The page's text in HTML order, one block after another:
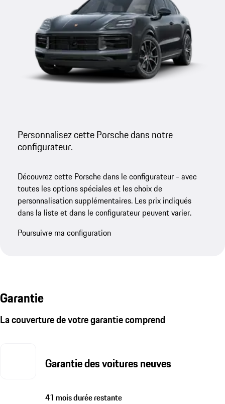
Personnalisez cette Porsche dans notre
configurateur.
Découvrez cette Porsche dans le configurateur - avec
toutes les options spéciales et les choix de
personnalisation supplémentaires. Les prix indiqués
dans la liste et dans le configurateur peuvent varier.
Poursuivre ma configuration
Garantie
La couverture de votre garantie comprend
Garantie des voitures neuves
41 mois durée restante